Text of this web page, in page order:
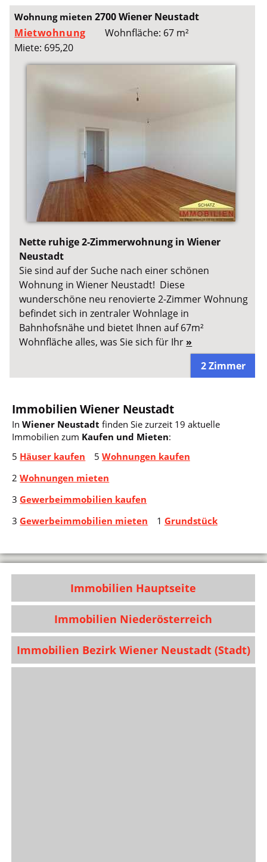
Wohnung mieten2700 Wiener Neustadt
Mietwohnung
Wohnfläche: 67 m²
Miete: 695,20
Nette ruhige 2-Zimmerwohnung in Wiener
Neustadt
Sie sind auf der Suche nach einer schönen
Wohnung in Wiener Neustadt! Diese
wunderschöne neu renovierte 2-Zimmer Wohnung
befindet sich in zentraler Wohnlage in
Bahnhofsnähe und bietet Ihnen auf 67m²
Wohnfläche alles, was Sie sich für Ihr »
2 Zimmer
Immobilien Wiener Neustadt
InWiener Neustadt finden Sie zurzeit 19 aktuelle
Immobilien zum Kaufen und Mieten:
5 Häuser kaufen 5 Wohnungen kaufen
2Wohnungen mieten
3Gewerbeimmobilien kaufen
3Gewerbeimmobilien mieten 1 Grundstück
Immobilien Hauptseite
Immobilien Niederösterreich
Immobilien Bezirk Wiener Neustadt (Stadt)